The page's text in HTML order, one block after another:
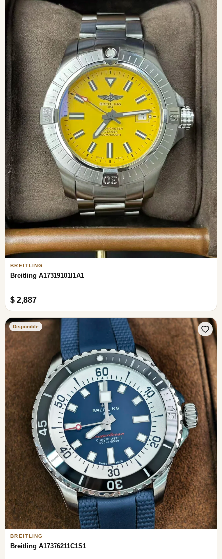
BREITLING
Breitling A17319101I1A1
$ 2,887
Disponible
BREITLING
Breitling A17376211C1S1